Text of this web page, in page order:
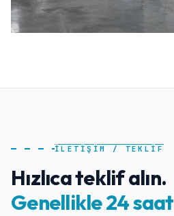
İLETİŞİM / TEKLİF
Hızlıca teklif alın.
Genellikle 24